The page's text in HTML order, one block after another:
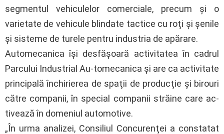
segmentul vehiculelor comerciale, precum şi o
varietate de vehicule blindate tactice cu roţi şi şenile
şi sisteme de turele pentru industria de apărare.
Automecanica îşi desfăşoară activitatea în cadrul
Parcului Industrial Au-tomecanica şi are ca activitate
principală închirierea de spaţii de producţie şi birouri
către companii, în special companii străine care ac-
tivează în domeniul automotive.
„În urma analizei, Consiliul Concurenţei a constatat